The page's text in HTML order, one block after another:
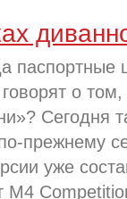
о
Сегодня
прежнему
уже
M4